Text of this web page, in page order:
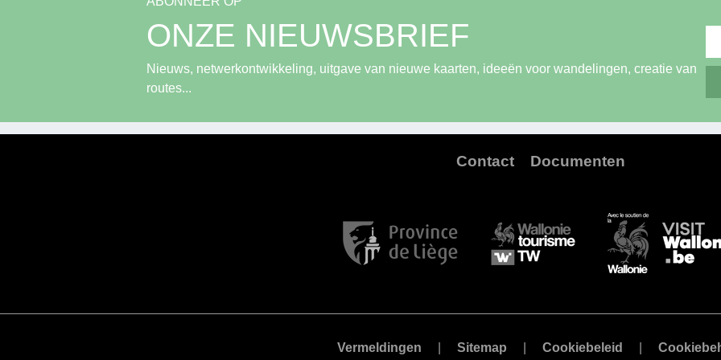
ONZE NIEUWSBRIEF
Nieuws, netwerkontwikkeling, uitgave van nieuwe kaarten, ideeën voor wandelingen, creatie van
routes...
Contact Documenten
Vermeldingen Sitemap Cookiebeleid